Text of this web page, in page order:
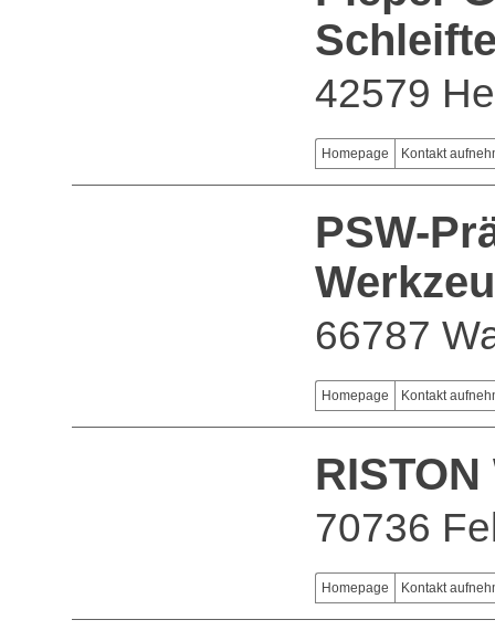
42579
Homepage Kontakt
PSW-
66787
Homepage Kontakt
70736
Homepage Kontakt